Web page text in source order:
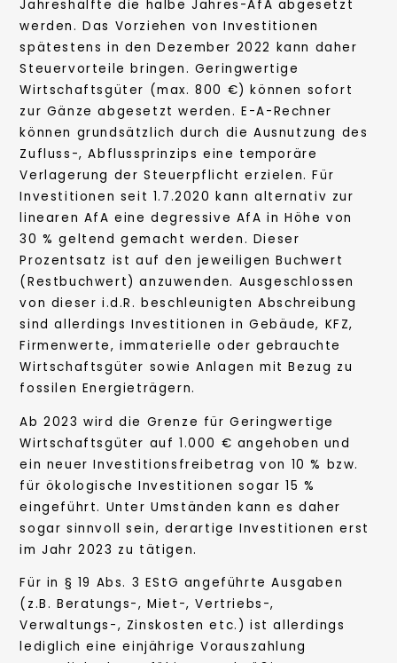
Jahreshälfte die halbe Jahres-AfA abgesetzt
werden. Das Vorziehen von Investitionen
spätestens in den Dezember 2022 kann daher
Steuervorteile bringen. Geringwertige
Wirtschaftsgüter (max. 800 €) können sofort
zur Gänze abgesetzt werden. E-A-Rechner
können grundsätzlich durch die Ausnutzung des
Zufluss-, Abflussprinzips eine temporäre
Verlagerung der Steuerpflicht erzielen. Für
Investitionen seit 1.7.2020 kann alternativ zur
linearen AfA eine degressive AfA in Höhe von
30 % geltend gemacht werden. Dieser
Prozentsatz ist auf den jeweiligen Buchwert
(Restbuchwert) anzuwenden. Ausgeschlossen
von dieser i.d.R. beschleunigten Abschreibung
sind allerdings Investitionen in Gebäude, KFZ,
Firmenwerte, immaterielle oder gebrauchte
Wirtschaftsgüter sowie Anlagen mit Bezug zu
fossilen Energieträgern.
Ab 2023 wird die Grenze für Geringwertige
Wirtschaftsgüter auf 1.000 € angehoben und
ein neuer Investitionsfreibetrag von 10 % bzw.
für ökologische Investitionen sogar 15 %
eingeführt. Unter Umständen kann es daher
sogar sinnvoll sein, derartige Investitionen erst
im Jahr 2023 zu tätigen.
Für in § 19 Abs. 3 EStG angeführte Ausgaben
(z.B. Beratungs-, Miet-, Vertriebs-,
Verwaltungs-, Zinskosten etc.) ist allerdings
lediglich eine einjährige Vorauszahlung